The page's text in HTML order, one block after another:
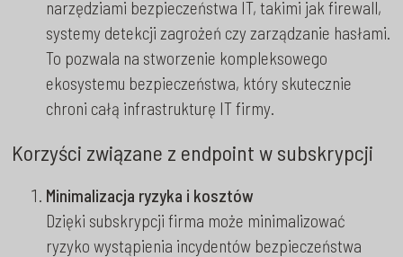
narzędziami bezpieczeństwa IT, takimi jak firewall,
systemy detekcji zagrożeń czy zarządzanie hasłami.
To pozwala na stworzenie kompleksowego
ekosystemu bezpieczeństwa, który skutecznie
chroni całą infrastrukturę IT firmy.
Korzyści związane z endpoint w subskrypcji
Minimalizacja ryzyka i kosztów
Dzięki subskrypcji firma może minimalizować
ryzyko wystąpienia incydentów bezpieczeństwa